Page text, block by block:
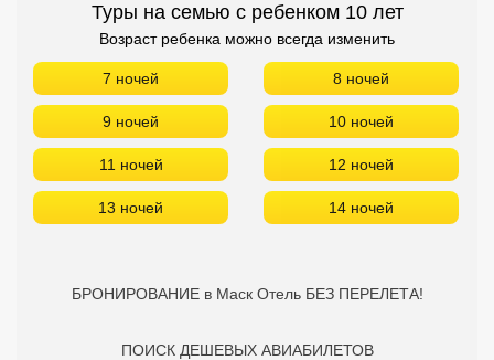
Туры на семью с ребенком 10 лет
Возраст ребенка можно всегда изменить
7 ночей 8 ночей
9 ночей 10 ночей
11 ночей 12 ночей
13 ночей 14 ночей
БРОНИРОВАНИЕ в Маск Отель БЕЗ ПЕРЕЛЕТА!
ПОИСК ДЕШЕВЫХ АВИАБИЛЕТОВ